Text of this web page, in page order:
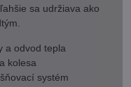
sa udržiava ako
a odvod tepla
kolesa
systém